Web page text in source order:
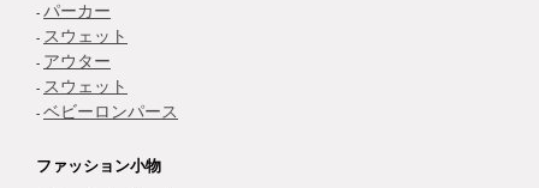
パーカー
スウェット
アウター
スウェット
ベビーロンパース
ファッション小物